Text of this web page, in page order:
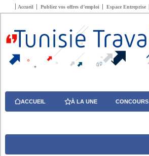
Accueil Publiez vos offres d’emploi Espace Entreprise
ACCUEIL À LA UNE